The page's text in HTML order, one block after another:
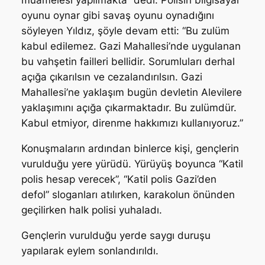
oyunu oynar gibi savaş oyunu oynadığını
söyleyen Yıldız, şöyle devam etti: “Bu zulüm
kabul edilemez. Gazi Mahallesi’nde uygulanan
bu vahşetin failleri bellidir. Sorumluları derhal
açığa çıkarılsın ve cezalandırılsın. Gazi
Mahallesi’ne yaklaşım bugün devletin Alevilere
yaklaşımını açığa çıkarmaktadır. Bu zulümdür.
Kabul etmiyor, direnme hakkımızı kullanıyoruz.”
Konuşmaların ardından binlerce kişi, gençlerin
vurulduğu yere yürüdü. Yürüyüş boyunca “Katil
polis hesap verecek”, “Katil polis Gazi’den
defol” sloganları atılırken, karakolun önünden
geçilirken halk polisi yuhaladı.
Gençlerin vurulduğu yerde saygı duruşu
yapılarak eylem sonlandırıldı.